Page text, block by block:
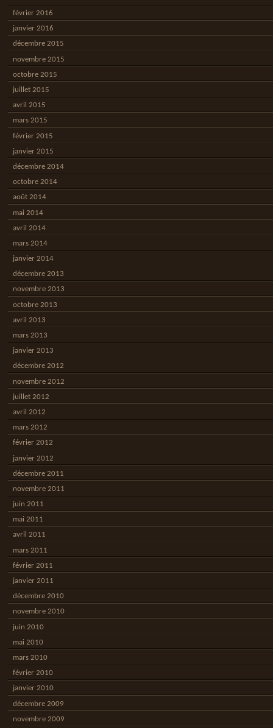
février 2016
janvier 2016
décembre 2015
novembre 2015
octobre 2015
juillet 2015
avril 2015
mars 2015
février 2015
janvier 2015
décembre 2014
octobre 2014
août 2014
mai 2014
avril 2014
mars 2014
janvier 2014
décembre 2013
novembre 2013
octobre 2013
avril 2013
mars 2013
janvier 2013
décembre 2012
novembre 2012
juillet 2012
avril 2012
mars 2012
février 2012
janvier 2012
décembre 2011
novembre 2011
juin 2011
mai 2011
avril 2011
mars 2011
février 2011
janvier 2011
décembre 2010
novembre 2010
juin 2010
mai 2010
mars 2010
février 2010
janvier 2010
décembre 2009
novembre 2009